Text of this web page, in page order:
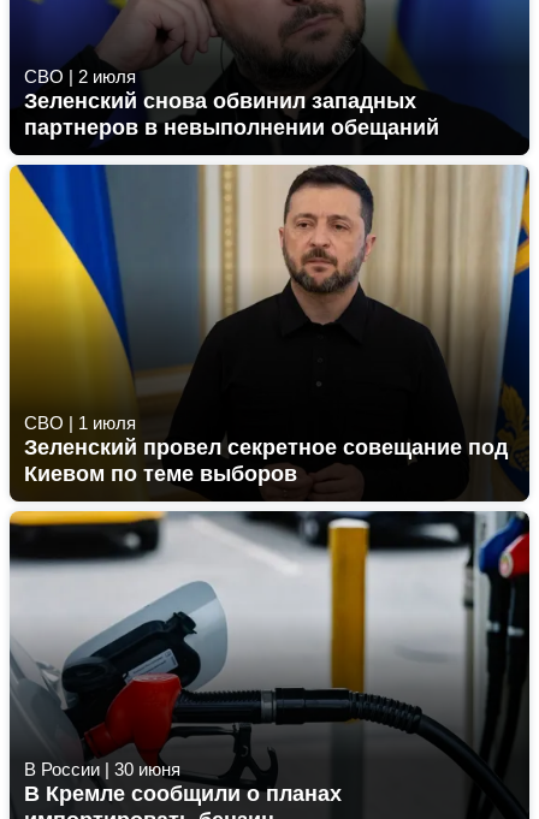
СВО | 2 июля
Зеленский снова обвинил западных
партнеров в невыполнении обещаний
СВО | 1 июля
Зеленский провел секретное совещание под
Киевом по теме выборов
В России | 30 июня
В Кремле сообщили о планах